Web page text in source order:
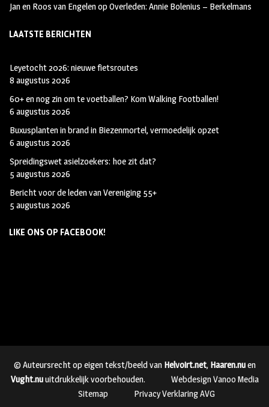
Jan en Roos van EngelenopOverleden: Annie Bolenius – Berkelmans
LAATSTE BERICHTEN
Leyetocht 2026: nieuwe fietsroutes
8 augustus 2026
60+ en nog zin om te voetballen? Kom Walking Footballen!
6 augustus 2026
Buxusplanten in brand in Biezenmortel, vermoedelijk opzet
6 augustus 2026
Spreidingswet asielzoekers: hoe zit dat?
5 augustus 2026
Bericht voor de leden van Vereniging 55+
5 augustus 2026
LIKE ONS OP FACEBOOK!
© Auteursrecht op eigen tekst/beeld van Helvoirt.net, Haaren.nuen
Vught.nuuitdrukkelijk voorbehouden.
Webdesign Vanoo Media
Sitemap
Privacy Verklaring AVG